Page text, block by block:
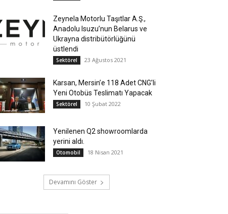
Zeynela Motorlu Taşıtlar A.Ş.,
Anadolu Isuzu’nun Belarus ve
Ukrayna distribütörlüğünü
üstlendi
Sektörel 23 Ağustos 2021
Karsan, Mersin’e 118 Adet CNG’li
Yeni Otobüs Teslimatı Yapacak
Sektörel 10 Şubat 2022
Yenilenen Q2 showroomlarda
yerini aldı.
Otomobil 18 Nisan 2021
Devamını Göster